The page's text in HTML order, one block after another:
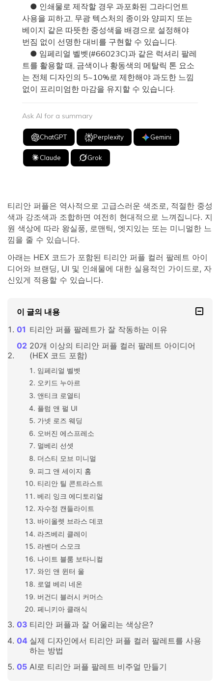
● 인쇄물로 제작할 경우 과포화된 그라디언트
사용을 피하고, 무광 텍스처의 종이와 양피지 또는
베이지 같은 따뜻한 중성색을 배경으로 설정해야
번짐 없이 선명한 대비를 구현할 수 있습니다.
● 임페리얼 벨벳(#66023C)과 같은 럭셔리 팔레
트를 활용할 때, 금색이나 황동색의 메탈릭 톤 요소
는 전체 디자인의 5~10%로 제한해야 과도한 느낌
없이 프리미엄한 마감을 유지할 수 있습니다.
Ask AI for a summary
ChatGPT Perplexity Gemini
Claude Grok
티리안 퍼플은 역사적으로 고급스러운 색조로, 적절한 중성
색과 강조색과 조합하면 여전히 현대적으로 느껴집니다. 지
원 색상에 따라 왕실풍, 로맨틱, 엣지있는 또는 미니멀한 느
낌을 줄 수 있습니다.
아래는 HEX 코드가 포함된 티리안 퍼플 컬러 팔레트 아이
디어와 브랜딩, UI 및 인쇄물에 대한 실용적인 가이드로, 자
신있게 적용할 수 있습니다.
이 글의 내용
티리안 퍼플 팔레트가 잘 작동하는 이유
20개 이상의 티리안 퍼플 컬러 팔레트 아이디어
(HEX 코드 포함)
임페리얼 벨벳
오키드 누아르
앤티크 로열티
플럼 앤 펄 UI
가넷 로즈 웨딩
오버진 에스프레소
멀베리 선셋
더스티 모브 미니멀
피그 앤 세이지 홈
티리안 틸 콘트라스트
베리 잉크 에디토리얼
자수정 캔들라이트
바이올렛 브라스 데코
라즈베리 클레이
라벤더 스모크
나이트 블룸 보타니컬
와인 앤 윈터 울
로열 베리 네온
버건디 블러시 커머스
페니키아 클래식
티리안 퍼플과 잘 어울리는 색상은?
실제 디자인에서 티리안 퍼플 컬러 팔레트를 사용
하는 방법
AI로 티리안 퍼플 팔레트 비주얼 만들기